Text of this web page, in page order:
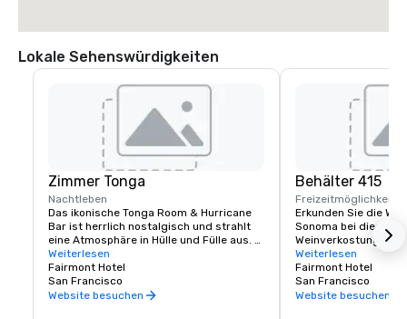
Lokale Sehenswürdigkeiten
Zimmer Tonga
Nachtleben
Das ikonische Tonga Room & Hurricane
Bar ist herrlich nostalgisch und strahlt
eine Atmosphäre in Hülle und Fülle aus.
Kein Wunder, war es doch ein Hollywood-
Szenenbildner, der den thematischen
Look & Feel kreierte. Die Gäste
versammeln sich rund um eine große
Weiterlesen
Fairmont Hotel
San Francisco
Website besuchen
Behälter 415
Freizeitmöglichkeiten
Erkunden Sie die
Sonoma bei dieser
Weinverkostung im
Erfahrene
Geschmack kennen,
Reise verlaufen soll,
maßgeschneidertes
Weiterlesen
Fairmont Hotel
San Francisco
Website besuchen